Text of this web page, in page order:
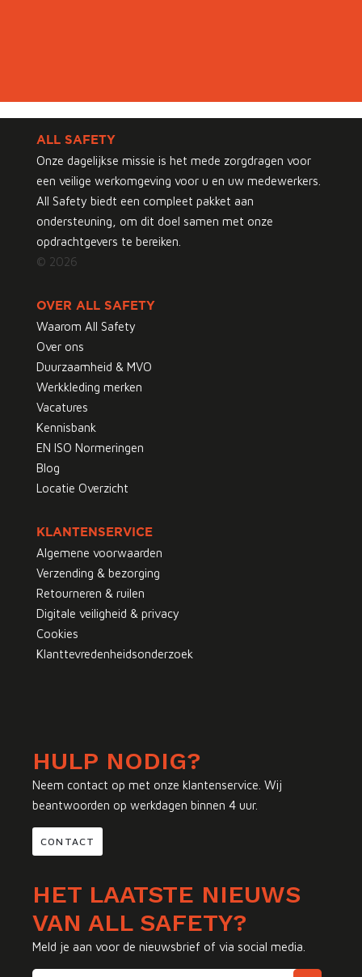
ALL SAFETY
Onze dagelijkse missie is het mede zorgdragen voor
een veilige werkomgeving voor u en uw medewerkers.
All Safety biedt een compleet pakket aan
ondersteuning, om dit doel samen met onze
opdrachtgevers te bereiken.
© 2026
OVER ALL SAFETY
Waarom All Safety
Over ons
Duurzaamheid & MVO
Werkkleding merken
Vacatures
Kennisbank
EN ISO Normeringen
Blog
Locatie Overzicht
KLANTENSERVICE
Algemene voorwaarden
Verzending & bezorging
Retourneren & ruilen
Digitale veiligheid & privacy
Cookies
Klanttevredenheidsonderzoek
HULP NODIG?
Neem contact op met onze klantenservice. Wij
beantwoorden op werkdagen binnen 4 uur.
CONTACT
HET LAATSTE NIEUWS
VAN ALL SAFETY?
Meld je aan voor de nieuwsbrief of via social media.